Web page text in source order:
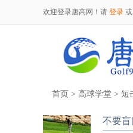
欢迎登录唐高网！请 登录 或
首页 > 高球学堂 > 短
不要盲